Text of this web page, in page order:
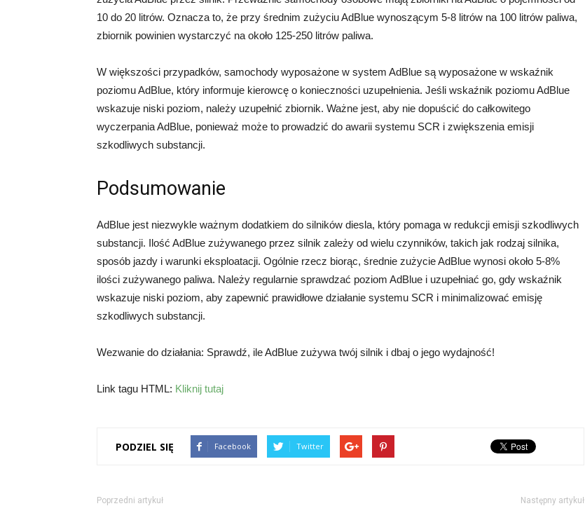
10 do 20 litrów. Oznacza to, że przy średnim zużyciu AdBlue wynoszącym 5-8 litrów na 100 litrów paliwa,
zbiornik powinien wystarczyć na około 125-250 litrów paliwa.
W większości przypadków, samochody wyposażone w system AdBlue są wyposażone w wskaźnik
poziomu AdBlue, który informuje kierowcę o konieczności uzupełnienia. Jeśli wskaźnik poziomu AdBlue
wskazuje niski poziom, należy uzupełnić zbiornik. Ważne jest, aby nie dopuścić do całkowitego
wyczerpania AdBlue, ponieważ może to prowadzić do awarii systemu SCR i zwiększenia emisji
szkodliwych substancji.
Podsumowanie
AdBlue jest niezwykle ważnym dodatkiem do silników diesla, który pomaga w redukcji emisji szkodliwych
substancji. Ilość AdBlue zużywanego przez silnik zależy od wielu czynników, takich jak rodzaj silnika,
sposób jazdy i warunki eksploatacji. Ogólnie rzecz biorąc, średnie zużycie AdBlue wynosi około 5-8%
ilości zużywanego paliwa. Należy regularnie sprawdzać poziom AdBlue i uzupełniać go, gdy wskaźnik
wskazuje niski poziom, aby zapewnić prawidłowe działanie systemu SCR i minimalizować emisję
szkodliwych substancji.
Wezwanie do działania: Sprawdź, ile AdBlue zużywa twój silnik i dbaj o jego wydajność!
Link tagu HTML: Kliknij tutaj
PODZIEL SIĘ Facebook Twitter
Poprzedni artykuł Następny artykuł